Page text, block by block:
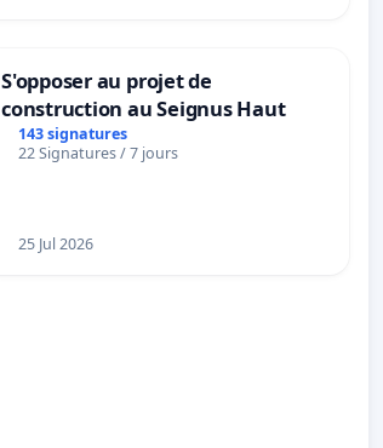
S'opposer au projet de
construction au Seignus Haut
143 signatures
22 Signatures / 7 jours
25 Jul 2026